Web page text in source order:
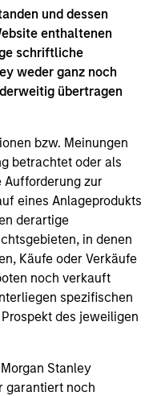
und dessen
enthaltenen
schriftliche
weder ganz noch
übertragen
bzw. Meinungen
betrachtet oder als
Aufforderung zur
eines Anlageprodukts
derartige
in denen
Käufe oder Verkäufe
noch verkauft
spezifischen
des jeweiligen
Stanley
garantiert noch
hinaus das
und alle Anleger aus
Informationen für
beachten.
Verkaufsprospekts, des
Gesellschaft und der
zusätzliche
Schweizer Vertretung
1204 Genf,
ist Banque Cantonale
Genf, Schweiz.
des entsprechenden
dieses Fonds in
für den Verkauf
Übereinstimmung mit
und
unserer Seite mit
Gebühren
die bei der Ausgabe